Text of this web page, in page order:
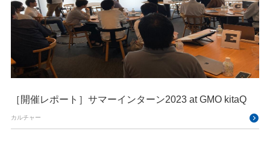
［開催レポート］サマーインターン2023 at GMO kitaQ
カルチャー